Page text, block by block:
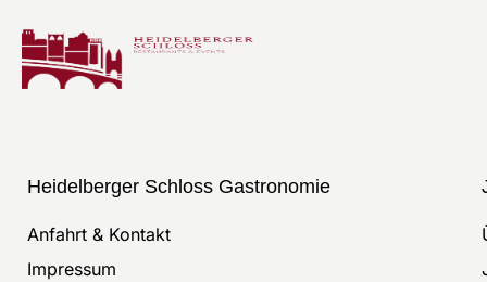
Heidelberger Schloss Gastronomie
Anfahrt & Kontakt
Impressum